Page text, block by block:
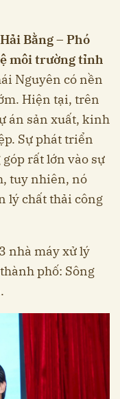
Bằng – Phó
môi trường tỉnh
Nguyên có nền
Hiện tại, trên
án sản xuất, kinh
Sự phát triển
rất lớn vào sự
tuy nhiên, nó
lý chất thải công
nhà máy xử lý
phố: Sông